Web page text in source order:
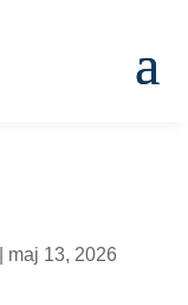
maj 13, 2026